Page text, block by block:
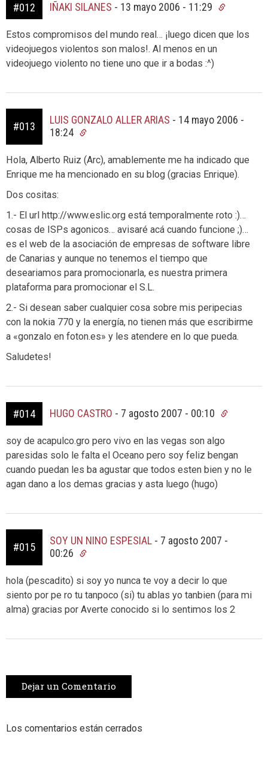
#012 IÑAKI SILANES - 13 mayo 2006 - 11:29
Estos compromisos del mundo real… ¡luego dicen que los
videojuegos violentos son malos!. Al menos en un
videojuego violento no tiene uno que ir a bodas :^)
#013
LUIS GONZALO ALLER ARIAS - 14 mayo 2006 -
18:24
Hola, Alberto Ruiz (Arc), amablemente me ha indicado que
Enrique me ha mencionado en su blog (gracias Enrique).
Dos cositas:
1.- El url http://www.eslic.org está temporalmente roto :)…
cosas de ISPs agonicos… avisaré acá cuando funcione ;)…
es el web de la asociación de empresas de software libre
de Canarias y aunque no tenemos el tiempo que
deseariamos para promocionarla, es nuestra primera
plataforma para promocionar el S.L.
2.- Si desean saber cualquier cosa sobre mis peripecias
con la nokia 770 y la energía, no tienen más que escribirme
a «gonzalo en foton.es» y les atendere en lo que pueda.
Saludetes!
#014 HUGO CASTRO - 7 agosto 2007 - 00:10
soy de acapulco.gro pero vivo en las vegas son algo
paresidas solo le falta el Oceano pero soy feliz bengan
cuando puedan les ba agustar que todos esten bien y no le
agan dano a los demas gracias y asta luego (hugo)
#015
SOY UN NINO ESPESIAL - 7 agosto 2007 -
00:26
hola (pescadito) si soy yo nunca te voy a decir lo que
siento por pe ro tu tanpoco (si) tu ablas yo tanbien (para mi
alma) gracias por Averte conocido si lo sentimos los 2
Dejar un Comentario
Los comentarios están cerrados